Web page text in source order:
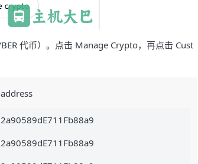
代币）。点击 Manage Crypto，再点击 Cust